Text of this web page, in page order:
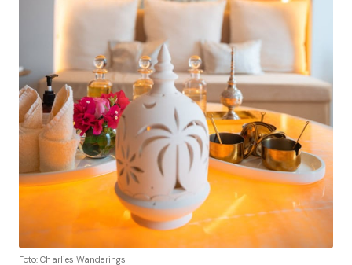
Foto: Charlies Wanderings